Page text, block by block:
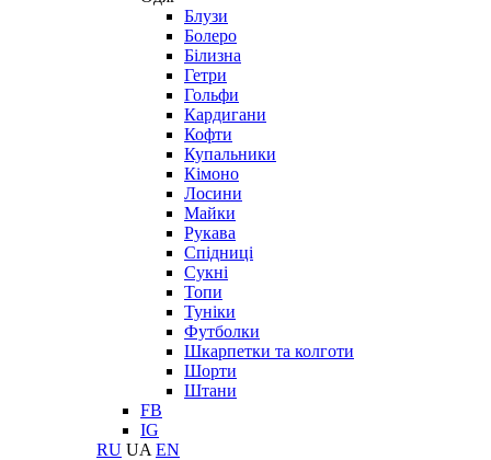
Блузи
Болеро
Білизна
Гетри
Гольфи
Кардигани
Кофти
Купальники
Кімоно
Лосини
Майки
Рукава
Спідниці
Сукні
Топи
Туніки
Футболки
Шкарпетки та колготи
Шорти
Штани
FB
IG
RU UA EN